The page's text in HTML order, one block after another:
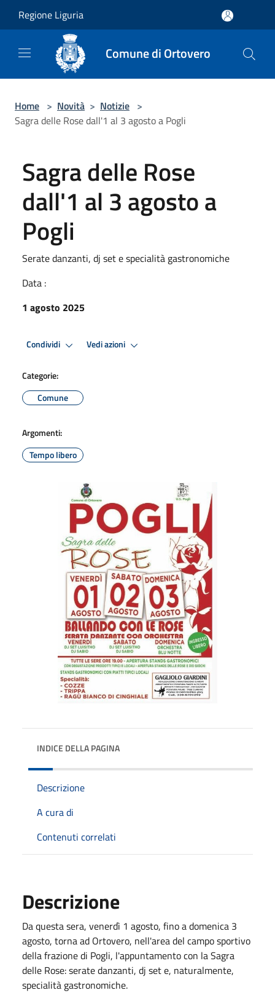
Regione Liguria
Comune di Ortovero
Home > Novità > Notizie >
Sagra delle Rose dall'1 al 3 agosto a Pogli
Sagra delle Rose
dall'1 al 3 agosto a
Pogli
Serate danzanti, dj set e specialità gastronomiche
Data :
1 agosto 2025
Condividi Vedi azioni
Categorie:
Comune
Argomenti:
Tempo libero
INDICE DELLA PAGINA
Descrizione
A cura di
Contenuti correlati
Descrizione
Da questa sera, venerdì 1 agosto, fino a domenica 3
agosto, torna ad Ortovero, nell'area del campo sportivo
della frazione di Pogli, l'appuntamento con la Sagra
delle Rose: serate danzanti, dj set e, naturalmente,
specialità gastronomiche.